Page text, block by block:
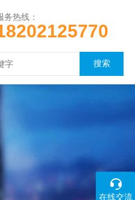
务热线：
在线交流